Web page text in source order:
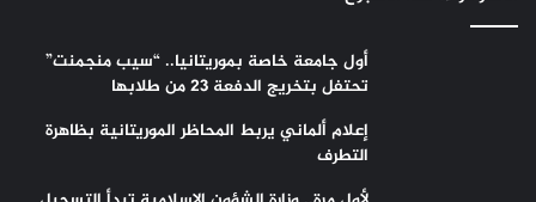
أول جامعة خاصة بموريتانيا.. “سيب منجمنت”
تحتفل بتخريج الدفعة 23 من طلابها
إعلام ألماني يربط المحاظر الموريتانية بظاهرة
التطرف